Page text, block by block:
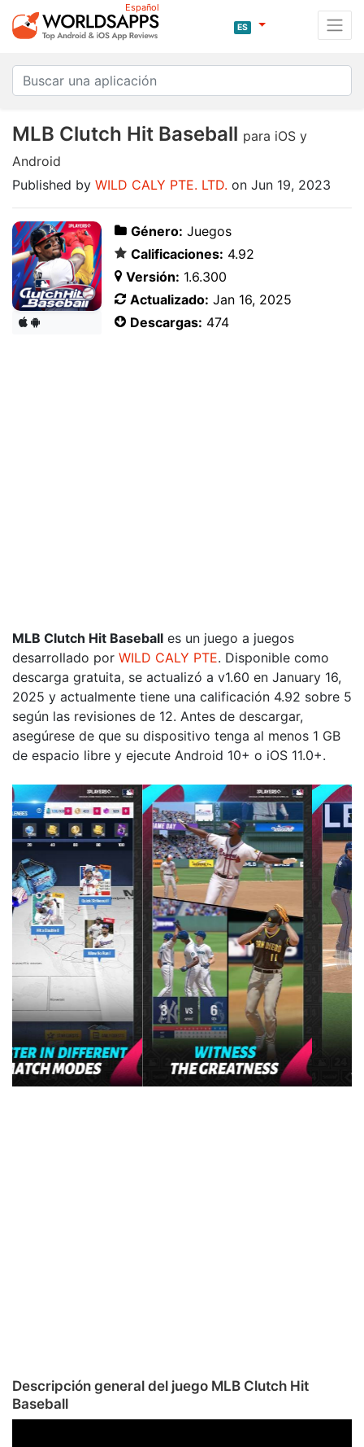
Español
ES
MLB Clutch Hit Baseball para iOS y
Android
Published by WILD CALY PTE. LTD. on Jun 19, 2023
Género: Juegos
Calificaciones: 4.92
Versión: 1.6.300
Actualizado: Jan 16, 2025
Descargas: 474
MLB Clutch Hit Baseball es un juego a juegos
desarrollado por WILD CALY PTE. Disponible como
descarga gratuita, se actualizó a v1.60 en January 16,
2025 y actualmente tiene una calificación 4.92 sobre 5
según las revisiones de 12. Antes de descargar,
asegúrese de que su dispositivo tenga al menos 1 GB
de espacio libre y ejecute Android 10+ o iOS 11.0+.
Descripción general del juego MLB Clutch Hit
Baseball